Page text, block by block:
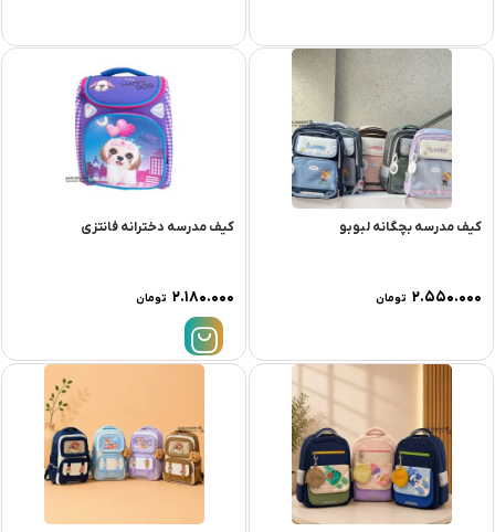
کیف مدرسه بچگانه لبوبو
۲.۵۵۰.۰۰۰ تومان
کیف مدرسه دخترانه فانتزی
۲.۱۸۰.۰۰۰ تومان